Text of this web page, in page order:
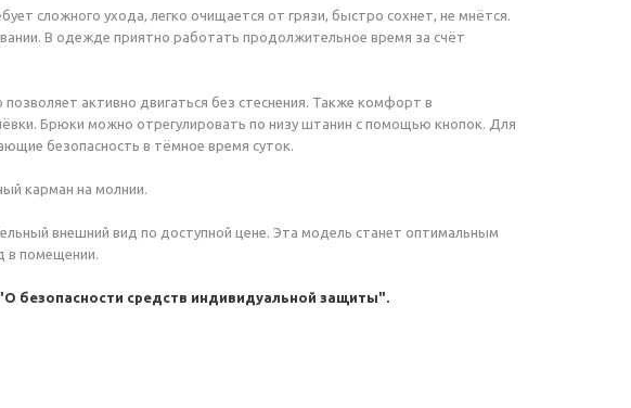
сложного ухода, легко очищается от грязи, быстро сохнет, не мнётся.
В одежде приятно работать продолжительное время за счёт
активно двигаться без стеснения. Также комфорт в
Брюки можно отрегулировать по низу штанин с помощью кнопок. Для
безопасность в тёмное время суток.
карман на молнии.
внешний вид по доступной цене. Эта модель станет оптимальным
в помещении.
безопасности средств индивидуальной защиты".